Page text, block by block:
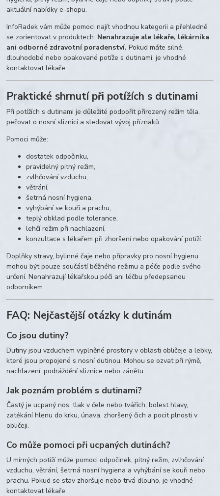
aktuální nabídky e-shopu.
InfoRadek vám může pomoci najít vhodnou kategorii a přehledně
se zorientovat v produktech. Nenahrazuje ale lékaře, lékárníka
ani odborné zdravotní poradenství. Pokud máte silné,
dlouhodobé nebo opakované potíže s dutinami, je vhodné
kontaktovat lékaře.
Praktické shrnutí při potížích s dutinami
Při potížích s dutinami je důležité podpořit přirozený režim těla,
pečovat o nosní sliznici a sledovat vývoj příznaků.
Pomoci může:
dostatek odpočinku,
pravidelný pitný režim,
zvlhčování vzduchu,
větrání,
šetrná nosní hygiena,
vyhýbání se kouři a prachu,
teplý obklad podle tolerance,
lehčí režim při nachlazení,
konzultace s lékařem při zhoršení nebo opakování potíží.
Doplňky stravy, bylinné čaje nebo přípravky pro nosní hygienu
mohou být pouze součástí běžného režimu a péče podle svého
určení. Nenahrazují lékařskou péči ani léčbu předepsanou
odborníkem.
FAQ: Nejčastější otázky k dutinám
Co jsou dutiny?
Dutiny jsou vzduchem vyplněné prostory v oblasti obličeje a lebky,
které jsou propojené s nosní dutinou. Mohou se ozvat při rýmě,
nachlazení, podráždění sliznice nebo zánětu.
Jak poznám problém s dutinami?
Častý je ucpaný nos, tlak v čele nebo tvářích, bolest hlavy,
zatékání hlenu do krku, únava, zhoršený čich a pocit plnosti v
obličeji.
Co může pomoci při ucpaných dutinách?
U mírných potíží může pomoci odpočinek, pitný režim, zvlhčování
vzduchu, větrání, šetrná nosní hygiena a vyhýbání se kouři nebo
prachu. Pokud se stav zhoršuje nebo trvá dlouho, je vhodné
kontaktovat lékaře.